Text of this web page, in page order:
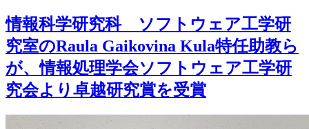
情報科学研究科 ソフトウェア工学研
究室のRaula Gaikovina Kula特任助教ら
が、情報処理学会ソフトウェア工学研
究会より卓越研究賞を受賞